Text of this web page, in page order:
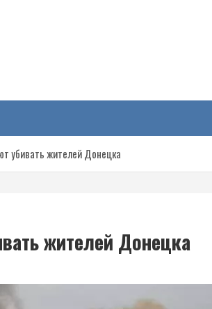
на
в Новороссии,
убивать жителей Донецка
жителей Донецка